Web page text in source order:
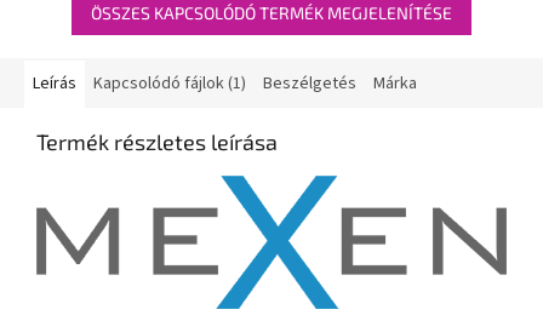
ÖSSZES KAPCSOLÓDÓ TERMÉK MEGJELENÍTÉSE
Leírás Kapcsolódó fájlok (1) Beszélgetés Márka
Termék részletes leírása